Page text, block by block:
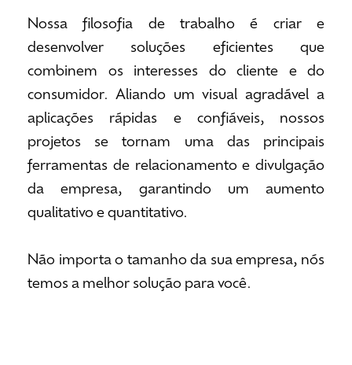
Nossa filosofia de trabalho é criar e
desenvolver soluções eficientes que
combinem os interesses do cliente e do
consumidor. Aliando um visual agradável a
aplicações rápidas e confiáveis, nossos
projetos se tornam uma das principais
ferramentas de relacionamento e divulgação
da empresa, garantindo um aumento
qualitativo e quantitativo.
Não importa o tamanho da sua empresa, nós
temos a melhor solução para você.